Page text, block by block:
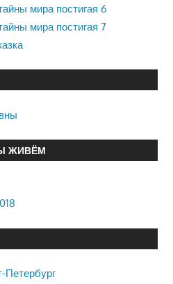
мира постигая 6
мира постигая 7
ЖИВЁМ
Петербург